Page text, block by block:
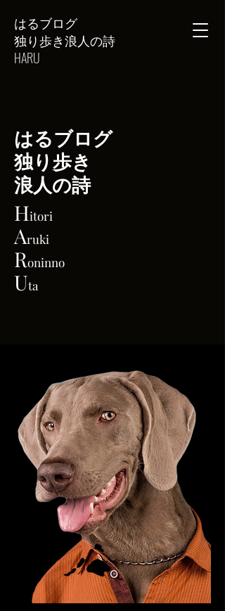
はるブログ
独り歩き浪人の詩
HARU
はるブログ
独り歩き
浪人の詩
Hitori
Aruki
Roninno
Uta